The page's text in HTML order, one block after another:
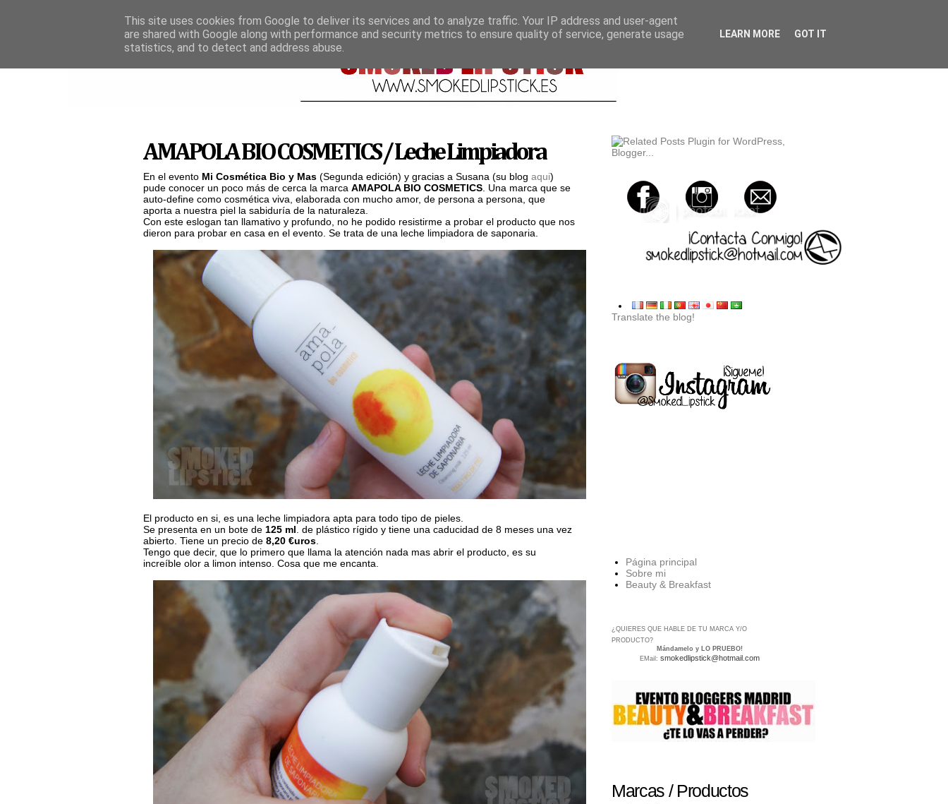
AMAPOLA BIO COSMETICS / Leche Limpiadora
En el evento Mi Cosmética Bio y Mas(Segunda edición) y gracias a Susana (su blog aqui)
pude conocer un poco más de cerca la marca AMAPOLA BIO COSMETICS. Una marca que se
auto-define como cosmética viva, elaborada con mucho amor, de persona a persona, que
aporta a nuestra piel la sabiduría de la naturaleza.
Con este eslogan tan llamativo y profundo, no he podido resistirme a probar el producto que nos
dieron para probar en casa en el evento. Se trata de una leche limpiadora de saponaria.
El producto en si, es una leche limpiadora apta para todo tipo de pieles.
Se presenta en un bote de 125 ml . de plástico rígido y tiene una caducidad de 8 meses una vez
abierto. Tiene un precio de 8,20 €uros.
Tengo que decir, que lo primero que llama la atención nada mas abrir el producto, es su
increíble olor a limon intenso. Cosa que me encanta.
Translate the blog!
Página principal
Sobre mi
Beauty & Breakfast
¿QUIERES QUE HABLE DE TU MARCA Y/O
PRODUCTO?
Mándamelo y LO PRUEBO!
EMail: smokedlipstick@hotmail.com
Marcas / Productos
This site uses cookies from Google to deliver its services and to analyze traffic. Your IP address and user-agent
are shared with Google along with performance and security metrics to ensure quality of service, generate usage
statistics, and to detect and address abuse.
LEARN MORE GOT IT